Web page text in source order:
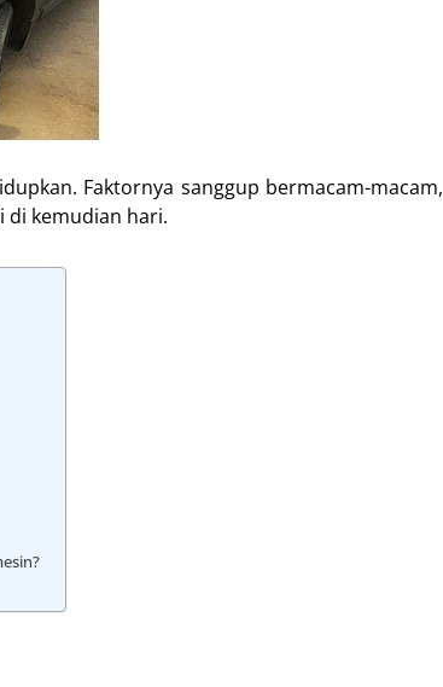
Faktornya sanggup bermacam-macam,
di kemudian hari.